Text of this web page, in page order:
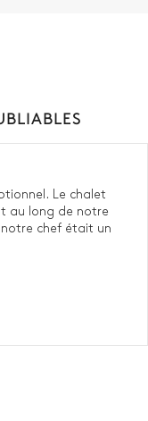
Le chalet
au long de notre
chef était un